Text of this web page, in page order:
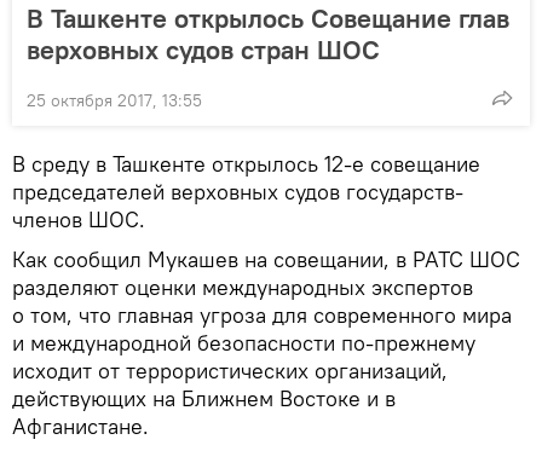
В Ташкенте открылось Совещание глав
верховных судов стран ШОС
25 октября 2017, 13:55
В среду в Ташкенте открылось 12-е совещание
председателей верховных судов государств-
членов ШОС.
Как сообщил Мукашев на совещании, в РАТС ШОС
разделяют оценки международных экспертов
о том, что главная угроза для современного мира
и международной безопасности по-прежнему
исходит от террористических организаций,
действующих на Ближнем Востоке и в
Афганистане.